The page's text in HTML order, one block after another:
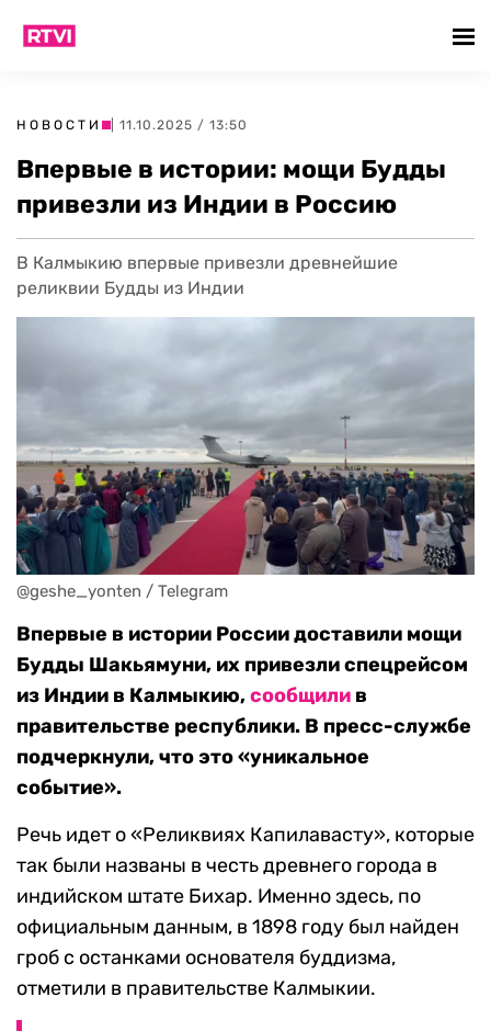
НОВОСТИ | 11.10.2025 / 13:50
Впервые в истории: мощи Будды
привезли из Индии в Россию
В Калмыкию впервые привезли древнейшие
реликвии Будды из Индии
@geshe_yonten / Telegram
Впервые в истории России доставили мощи
Будды Шакьямуни, их привезли спецрейсом
из Индии в Калмыкию,сообщили в
правительстве республики. В пресс-службе
подчеркнули, что это «уникальное
событие».
Речь идет о «Реликвиях Капилавасту», которые
так были названы в честь древнего города в
индийском штате Бихар. Именно здесь, по
официальным данным, в 1898 году был найден
гроб с останками основателя буддизма,
отметили в правительстве Калмыкии.